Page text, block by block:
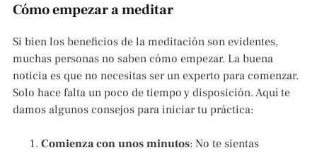
Cómo empezar a meditar
Si bien los beneficios de la meditación son evidentes,
muchas personas no saben cómo empezar. La buena
noticia es que no necesitas ser un experto para comenzar.
Solo hace falta un poco de tiempo y disposición. Aquí te
damos algunos consejos para iniciar tu práctica:
Comienza con unos minutos: No te sientas